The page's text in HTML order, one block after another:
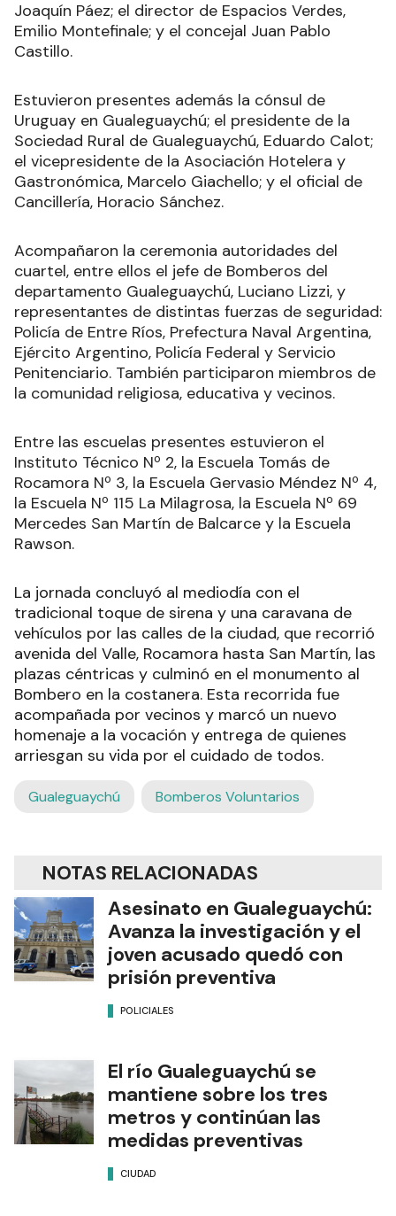
Joaquín Páez; el director de Espacios Verdes,
Emilio Montefinale; y el concejal Juan Pablo
Castillo.
Estuvieron presentes además la cónsul de
Uruguay en Gualeguaychú; el presidente de la
Sociedad Rural de Gualeguaychú, Eduardo Calot;
el vicepresidente de la Asociación Hotelera y
Gastronómica, Marcelo Giachello; y el oficial de
Cancillería, Horacio Sánchez.
Acompañaron la ceremonia autoridades del
cuartel, entre ellos el jefe de Bomberos del
departamento Gualeguaychú, Luciano Lizzi, y
representantes de distintas fuerzas de seguridad:
Policía de Entre Ríos, Prefectura Naval Argentina,
Ejército Argentino, Policía Federal y Servicio
Penitenciario. También participaron miembros de
la comunidad religiosa, educativa y vecinos.
Entre las escuelas presentes estuvieron el
Instituto Técnico Nº 2, la Escuela Tomás de
Rocamora Nº 3, la Escuela Gervasio Méndez Nº 4,
la Escuela Nº 115 La Milagrosa, la Escuela Nº 69
Mercedes San Martín de Balcarce y la Escuela
Rawson.
La jornada concluyó al mediodía con el
tradicional toque de sirena y una caravana de
vehículos por las calles de la ciudad, que recorrió
avenida del Valle, Rocamora hasta San Martín, las
plazas céntricas y culminó en el monumento al
Bombero en la costanera. Esta recorrida fue
acompañada por vecinos y marcó un nuevo
homenaje a la vocación y entrega de quienes
arriesgan su vida por el cuidado de todos.
Gualeguaychú Bomberos Voluntarios
NOTAS RELACIONADAS
Asesinato en Gualeguaychú:
Avanza la investigación y el
joven acusado quedó con
prisión preventiva
POLICIALES
El río Gualeguaychú se
mantiene sobre los tres
metros y continúan las
medidas preventivas
CIUDAD